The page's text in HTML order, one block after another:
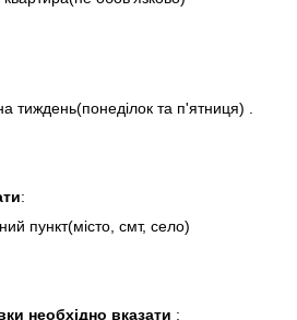
тиждень(понеділок та п'ятниця) .
:
пункт(місто, смт, село)
необхідно вказати :